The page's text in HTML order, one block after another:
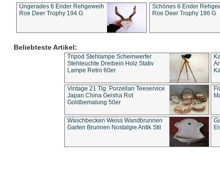
Ungerades 6 Ender Rehgeweih
Roe Deer Trophy 194 G
Schönes 6 Ender
Roe Deer Trophy 186 G
Beliebteste Artikel:
Tripod Stehlampe Scheinwerfer
Stehleuchte Dreibein Holz Stativ
Lampe Retro 60er
Vintage 21 Tlg. Porzellan Teeservice
Japan China Geisha Rot
Goldbemalung 50er
Waschbecken Weiss Wandbrunnen
Garten Brunnen Nostalgie Antik Stil